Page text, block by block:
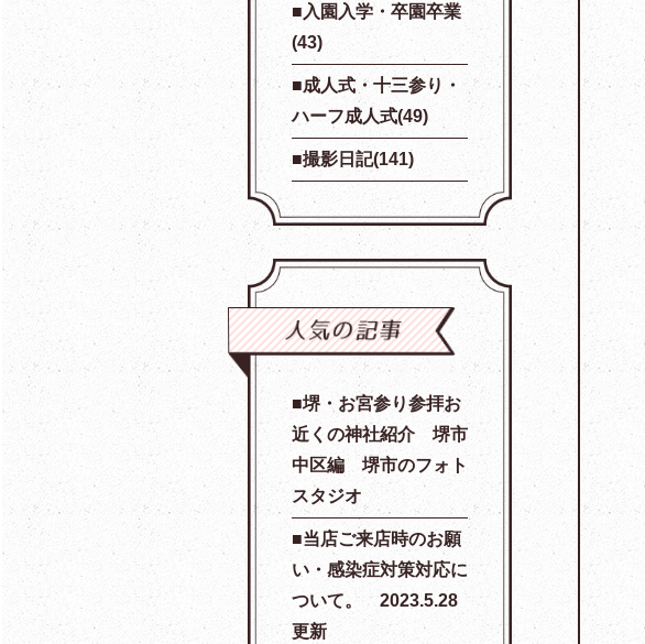
入園入学・卒園卒業
(43)
成人式・十三参り・
ハーフ成人式(49)
撮影日記(141)
堺・お宮参り参拝お
近くの神社紹介 堺市
中区編 堺市のフォト
スタジオ
当店ご来店時のお願
い・感染症対策対応に
ついて。 2023.5.28
更新